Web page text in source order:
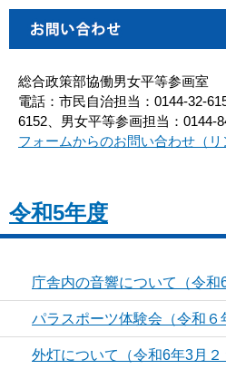
総合政策部協働男女平等参画室
電話：市民自治担当：0144-32-
6152、男女平等参画担当：0144-
フォームからのお問い合わせ（リ
令和5年度
庁舎内の音響について（令和
パラスポーツ体験会（令和６
外灯について（令和6年3月２